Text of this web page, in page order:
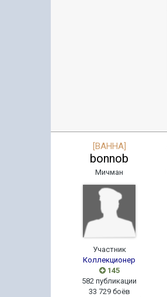
[BAHHA]
bonnob
Мичман
Участник
Коллекционер
145
582 публикации
33 729 боёв